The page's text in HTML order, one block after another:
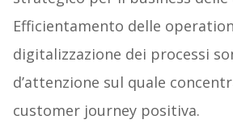
Efficientamento delle
digitalizzazione dei processi
d’attenzione sul quale
customer journey positiva.